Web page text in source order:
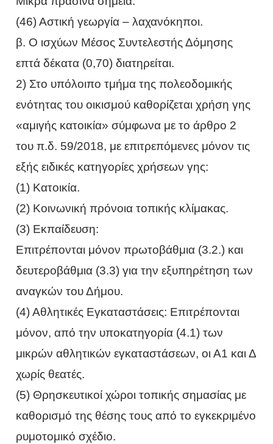
(46) Αστική γεωργία – λαχανόκηποι.
β. O ισχύων Mέσος Συντελεστής Δόμησης
επτά δέκατα (0,70) διατηρείται.
2) Στο υπόλοιπο τμήμα της πολεοδομικής
ενότητας του οικισμού καθορίζεται χρήση γης
«αμιγής κατοικία» σύμφωνα με το άρθρο 2
του π.δ. 59/2018, με επιτρεπόμενες μόνον τις
εξής ειδικές κατηγορίες χρήσεων γης:
(1) Κατοικία.
(2) Κοινωνική πρόνοια τοπικής κλίμακας.
(3) Εκπαίδευση:
Επιτρέπονται μόνον πρωτοβάθμια (3.2.) και
δευτεροβάθμια (3.3) για την εξυπηρέτηση των
αναγκών του Δήμου.
(4) Αθλητικές Εγκαταστάσεις: Επιτρέπονται
μόνον, από την υποκατηγορία (4.1) των
μικρών αθλητικών εγκαταστάσεων, οι Α1 και Δ
χωρίς θεατές.
(5) Θρησκευτικοί χώροι τοπικής σημασίας με
καθορισμό της θέσης τους από το εγκεκριμένο
ρυμοτομικό σχέδιο.